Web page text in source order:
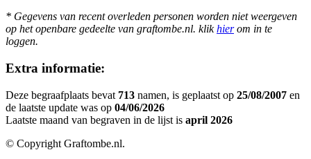
* Gegevens van recent overleden personen worden niet weergeven
op het openbare gedeelte van graftombe.nl. klikhierom in te
loggen.
Extra informatie:
Deze begraafplaats bevat 713 namen, is geplaatst op 25/08/2007 en
de laatste update was op 04/06/2026
Laatste maand van begraven in de lijst is april 2026
© Copyright Graftombe.nl.